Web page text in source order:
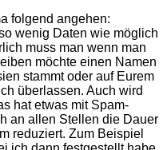
folgend angehen:
wenig Daten wie möglich
muss man wenn man
möchte einen Namen
stammt oder auf Eurem
überlassen. Auch wird
hat etwas mit Spam-
an allen Stellen die Dauer
reduziert. Zum Beispiel